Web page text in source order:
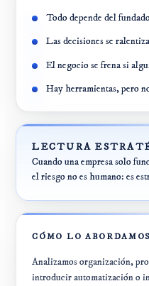
Todo depende del
Las decisiones se
El negocio se frena si
Hay herramientas, pero
LECTURA
Cuando una empresa solo
el riesgo no es humano: es
CÓMO LO ABORDAMOS
Analizamos organización,
introducir automatización o